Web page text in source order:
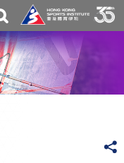
關
搜
尋